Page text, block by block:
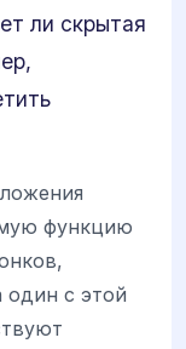
ли скрытая
функцию
один с этой